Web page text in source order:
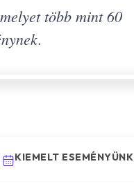
több mint 60
KIEMELT ESEMÉNYÜNK